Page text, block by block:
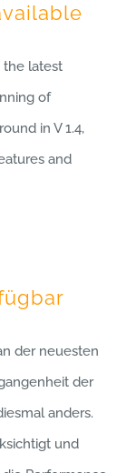
the latest
of
in V 1.4,
and
der neuesten
der
anders.
und